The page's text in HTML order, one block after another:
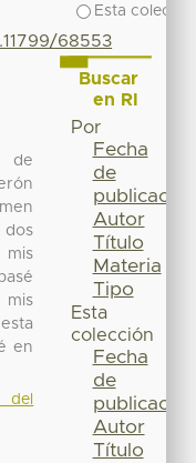
68553
de
mis
mis
en
del
Esta
Buscar
en RI
Por
Fecha
de
publicación
Autor
Título
Materia
Tipo
Esta
colección
Fecha
de
publicación
Autor
Título